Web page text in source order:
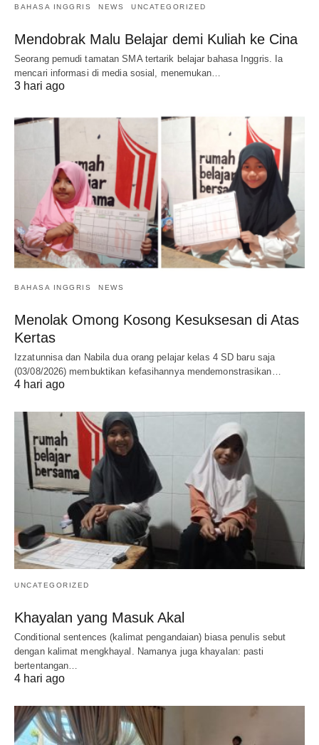
BAHASA INGGRIS NEWS UNCATEGORIZED
Mendobrak Malu Belajar demi Kuliah ke Cina
Seorang pemudi tamatan SMA tertarik belajar bahasa Inggris. Ia
mencari informasi di media sosial, menemukan…
3 hari ago
BAHASA INGGRIS NEWS
Menolak Omong Kosong Kesuksesan di Atas
Kertas
Izzatunnisa dan Nabila dua orang pelajar kelas 4 SD baru saja
(03/08/2026) membuktikan kefasihannya mendemonstrasikan…
4 hari ago
UNCATEGORIZED
Khayalan yang Masuk Akal
Conditional sentences (kalimat pengandaian) biasa penulis sebut
dengan kalimat mengkhayal. Namanya juga khayalan: pasti
bertentangan…
4 hari ago